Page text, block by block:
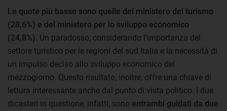
Le quote più basse sono quelle del ministero del turismo
(28,6%) e del ministero per lo sviluppo economico
(24,8%) . Un paradosso, considerando l'importanza del
settore turistico per le regioni del sud Italia e la necessità di
un impulso deciso allo sviluppo economico del
mezzogiorno. Questo risultato, inoltre, offre una chiave di
lettura interessante anche dal punto di vista politico. I due
dicasteri in questione, infatti, sono entrambi guidati da due